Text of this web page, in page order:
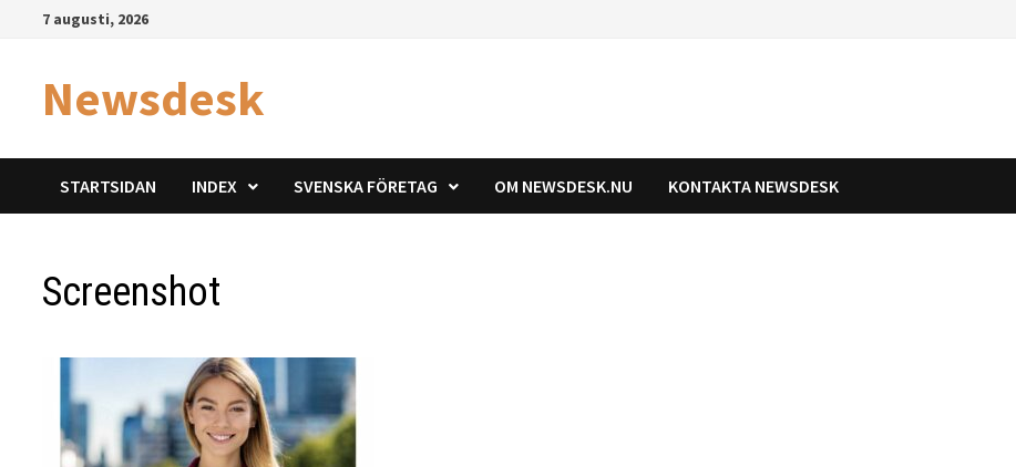
Hoppa7 augusti, 2026
Newsdesk
STARTSIDAN INDEX SVENSKA FÖRETAG OM NEWSDESK.NU KONTAKTA NEWSDESK
Screenshot